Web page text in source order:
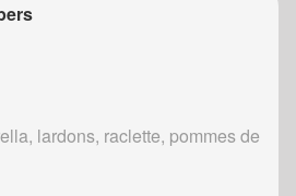
lardons, raclette, pommes de